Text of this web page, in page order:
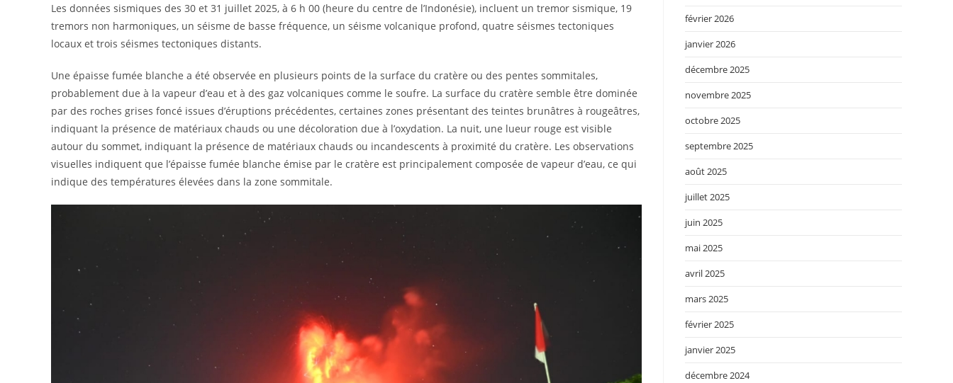
Les données sismiques des 30 et 31 juillet 2025, à 6 h 00 (heure du centre de l’Indonésie), incluent un tremor sismique, 19
tremors non harmoniques, un séisme de basse fréquence, un séisme volcanique profond, quatre séismes tectoniques
locaux et trois séismes tectoniques distants.
Une épaisse fumée blanche a été observée en plusieurs points de la surface du cratère ou des pentes sommitales,
probablement due à la vapeur d’eau et à des gaz volcaniques comme le soufre. La surface du cratère semble être dominée
par des roches grises foncé issues d’éruptions précédentes, certaines zones présentant des teintes brunâtres à rougeâtres,
indiquant la présence de matériaux chauds ou une décoloration due à l’oxydation. La nuit, une lueur rouge est visible
autour du sommet, indiquant la présence de matériaux chauds ou incandescents à proximité du cratère. Les observations
visuelles indiquent que l’épaisse fumée blanche émise par le cratère est principalement composée de vapeur d’eau, ce qui
indique des températures élevées dans la zone sommitale.
février 2026
janvier 2026
décembre 2025
novembre 2025
octobre 2025
septembre 2025
août 2025
juillet 2025
juin 2025
mai 2025
avril 2025
mars 2025
février 2025
janvier 2025
décembre 2024